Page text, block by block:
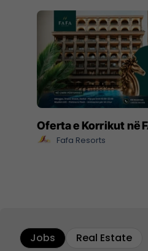
Oferta e Korrikut në
Fafa Resorts
Jobs Real Estate